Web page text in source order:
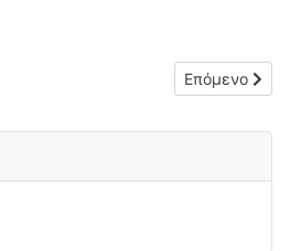
στις νίκες για τον Αχιλλέα
Επόμενο
Επόμενο